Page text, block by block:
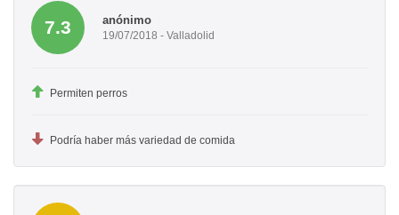
7.3 anónimo
19/07/2018 - Valladolid
Permiten perros
Podría haber más variedad de comida